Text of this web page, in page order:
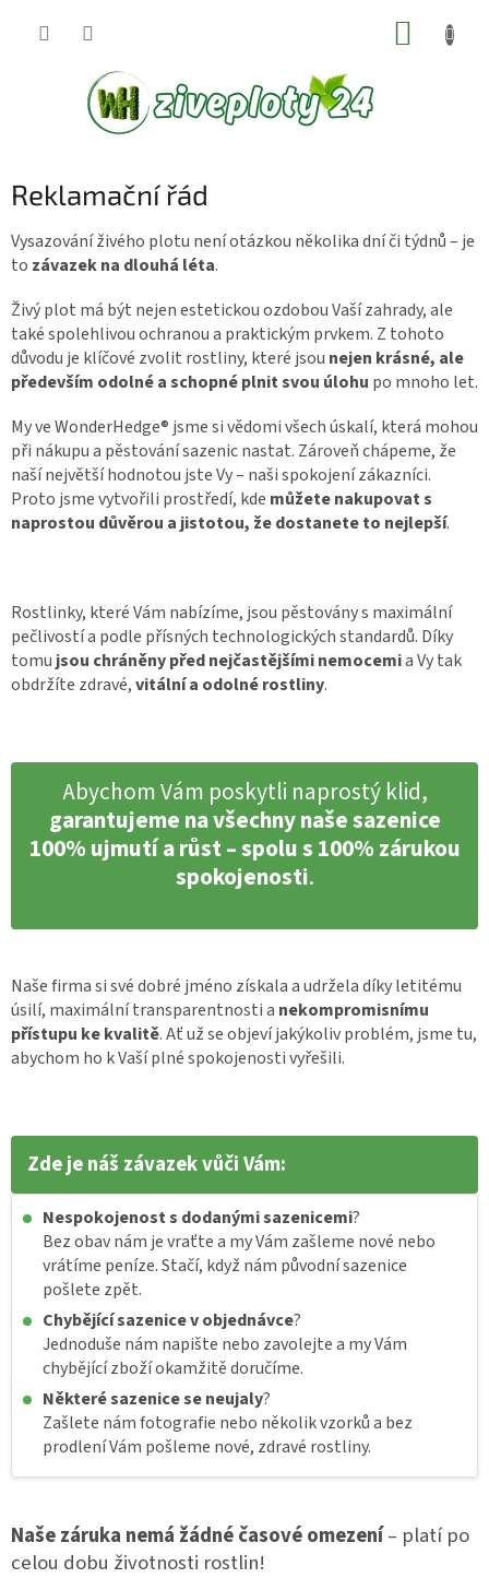
Reklamační řád
Vysazování živého plotu není otázkou několika dní či týdnů – je
to závazek na dlouhá léta.
Živý plot má být nejen estetickou ozdobou Vaší zahrady, ale
také spolehlivou ochranou a praktickým prvkem. Z tohoto
důvodu je klíčové zvolit rostliny, které jsou nejen krásné, ale
především odolné a schopné plnit svou úlohu po mnoho let.
My ve WonderHedge® jsme si vědomi všech úskalí, která mohou
při nákupu a pěstování sazenic nastat. Zároveň chápeme, že
naší největší hodnotou jste Vy – naši spokojení zákazníci.
Proto jsme vytvořili prostředí, kde můžete nakupovat s
naprostou důvěrou a jistotou, že dostanete to nejlepší.
Rostlinky, které Vám nabízíme, jsou pěstovány s maximální
pečlivostí a podle přísných technologických standardů. Díky
tomu jsou chráněny před nejčastějšími nemocemia Vy tak
obdržíte zdravé,vitální a odolné rostliny.
Abychom Vám poskytli naprostý klid,
garantujeme na všechny naše sazenice
100% ujmutí a růst – spolu s 100% zárukou
spokojenosti.
Naše firma si své dobré jméno získala a udržela díky letitému
úsilí, maximální transparentnosti a nekompromisnímu
přístupu ke kvalitě. Ať už se objeví jakýkoliv problém, jsme tu,
abychom ho k Vaší plné spokojenosti vyřešili.
Zde je náš závazek vůči Vám:
Nespokojenost s dodanými sazenicemi?
Bez obav nám je vraťte a my Vám zašleme nové nebo
vrátíme peníze. Stačí, když nám původní sazenice
pošlete zpět.
Chybějící sazenice v objednávce?
Jednoduše nám napište nebo zavolejte a my Vám
chybějící zboží okamžitě doručíme.
Některé sazenice se neujaly?
Zašlete nám fotografie nebo několik vzorků a bez
prodlení Vám pošleme nové, zdravé rostliny.
Naše záruka nemá žádné časové omezení– platí po
celou dobu životnosti rostlin!